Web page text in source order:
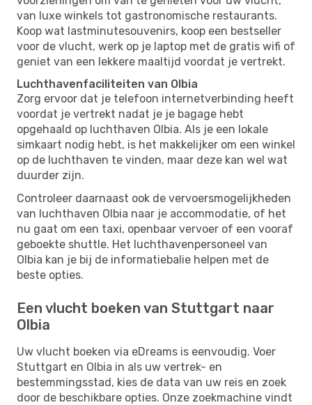
van luxe winkels tot gastronomische restaurants.
Koop wat lastminutesouvenirs, koop een bestseller
voor de vlucht, werk op je laptop met de gratis wifi of
geniet van een lekkere maaltijd voordat je vertrekt.
Luchthavenfaciliteiten van Olbia
Zorg ervoor dat je telefoon internetverbinding heeft
voordat je vertrekt nadat je je bagage hebt
opgehaald op luchthaven Olbia. Als je een lokale
simkaart nodig hebt, is het makkelijker om een ​​winkel
op de luchthaven te vinden, maar deze kan wel wat
duurder zijn.
Controleer daarnaast ook de vervoersmogelijkheden
van luchthaven Olbia naar je accommodatie, of het
nu gaat om een ​​taxi, openbaar vervoer of een vooraf
geboekte shuttle. Het luchthavenpersoneel van
Olbia kan je bij de informatiebalie helpen met de
beste opties.
Een vlucht boeken van Stuttgart naar
Olbia
Uw vlucht boeken via eDreams is eenvoudig. Voer
Stuttgart en Olbia in als uw vertrek- en
bestemmingsstad, kies de data van uw reis en zoek
door de beschikbare opties. Onze zoekmachine vindt